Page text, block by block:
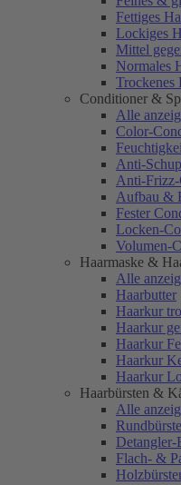
Fettiges
Lockiges
Mittel
Normales
Trockenes
Conditioner &
Alle
Color-
Anti-
Anti-
Aufbau &
Fester
Locken-
Volumen-
Haarmaske &
Alle
Haarbutter
Haarkur
Haarkur
Haarkur
Haarkur
Haarkur
Haarbürsten &
Alle
Detangler-
Flach- &